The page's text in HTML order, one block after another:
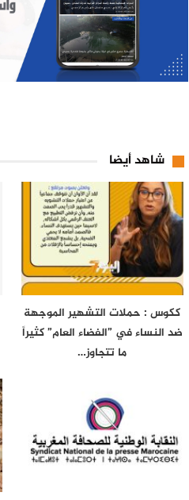
شاهد أيضا
ككوس : حملات التشهير الموجهة
ضد النساء في ”الفضاء العام” كثيراً
ما تتجاوز…